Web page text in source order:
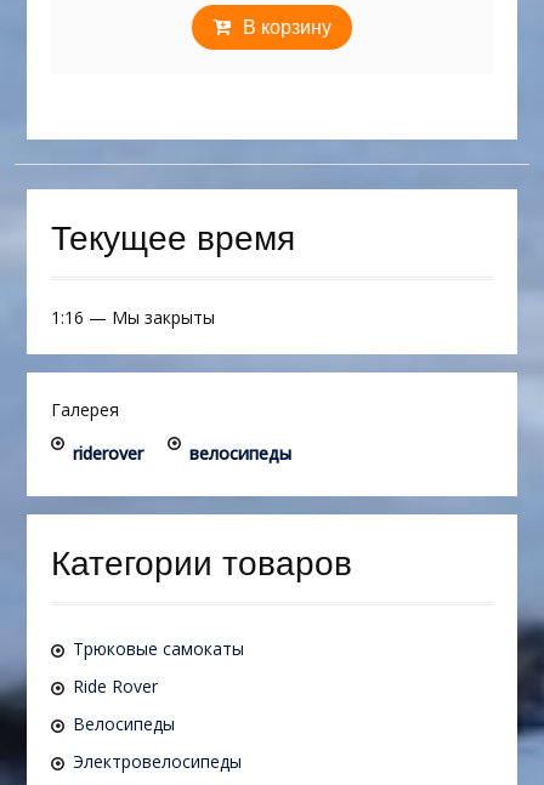
В корзину
Текущее время
1:16 — Мы закрыты
Галерея
riderover
велосипеды
Категории товаров
Трюковые самокаты
Ride Rover
Велосипеды
Электровелосипеды